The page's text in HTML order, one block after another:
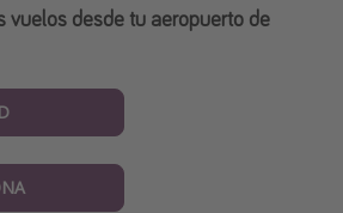
desde tu aeropuerto de